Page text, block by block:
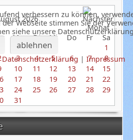
2026
Mo Di Mi Do Fr
Sa
1
3 4 5 6 7
8
10 11 12 13 14
15
17 18 19 20 21
22
24 25 26 27 28
29
31
verbessern zu können,
Webseite stimmen Sie der
siehe unsere
ablehnen
Datenschutzerklärung | Impressum